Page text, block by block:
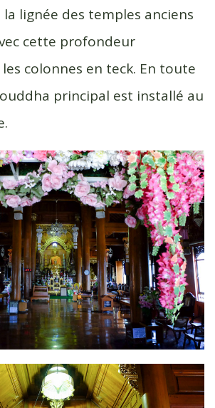
la lignée des temples anciens
cette profondeur
colonnes en teck. En toute
principal est installé au